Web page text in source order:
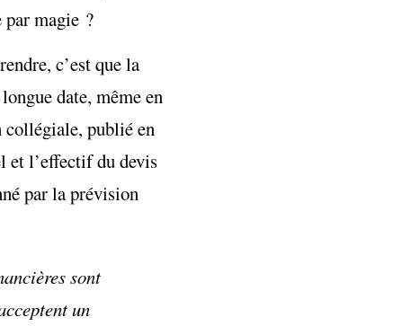
par magie ?
c’est que la
date, même en
collégiale, publié en
et l’effectif du devis
par la prévision
sont
un